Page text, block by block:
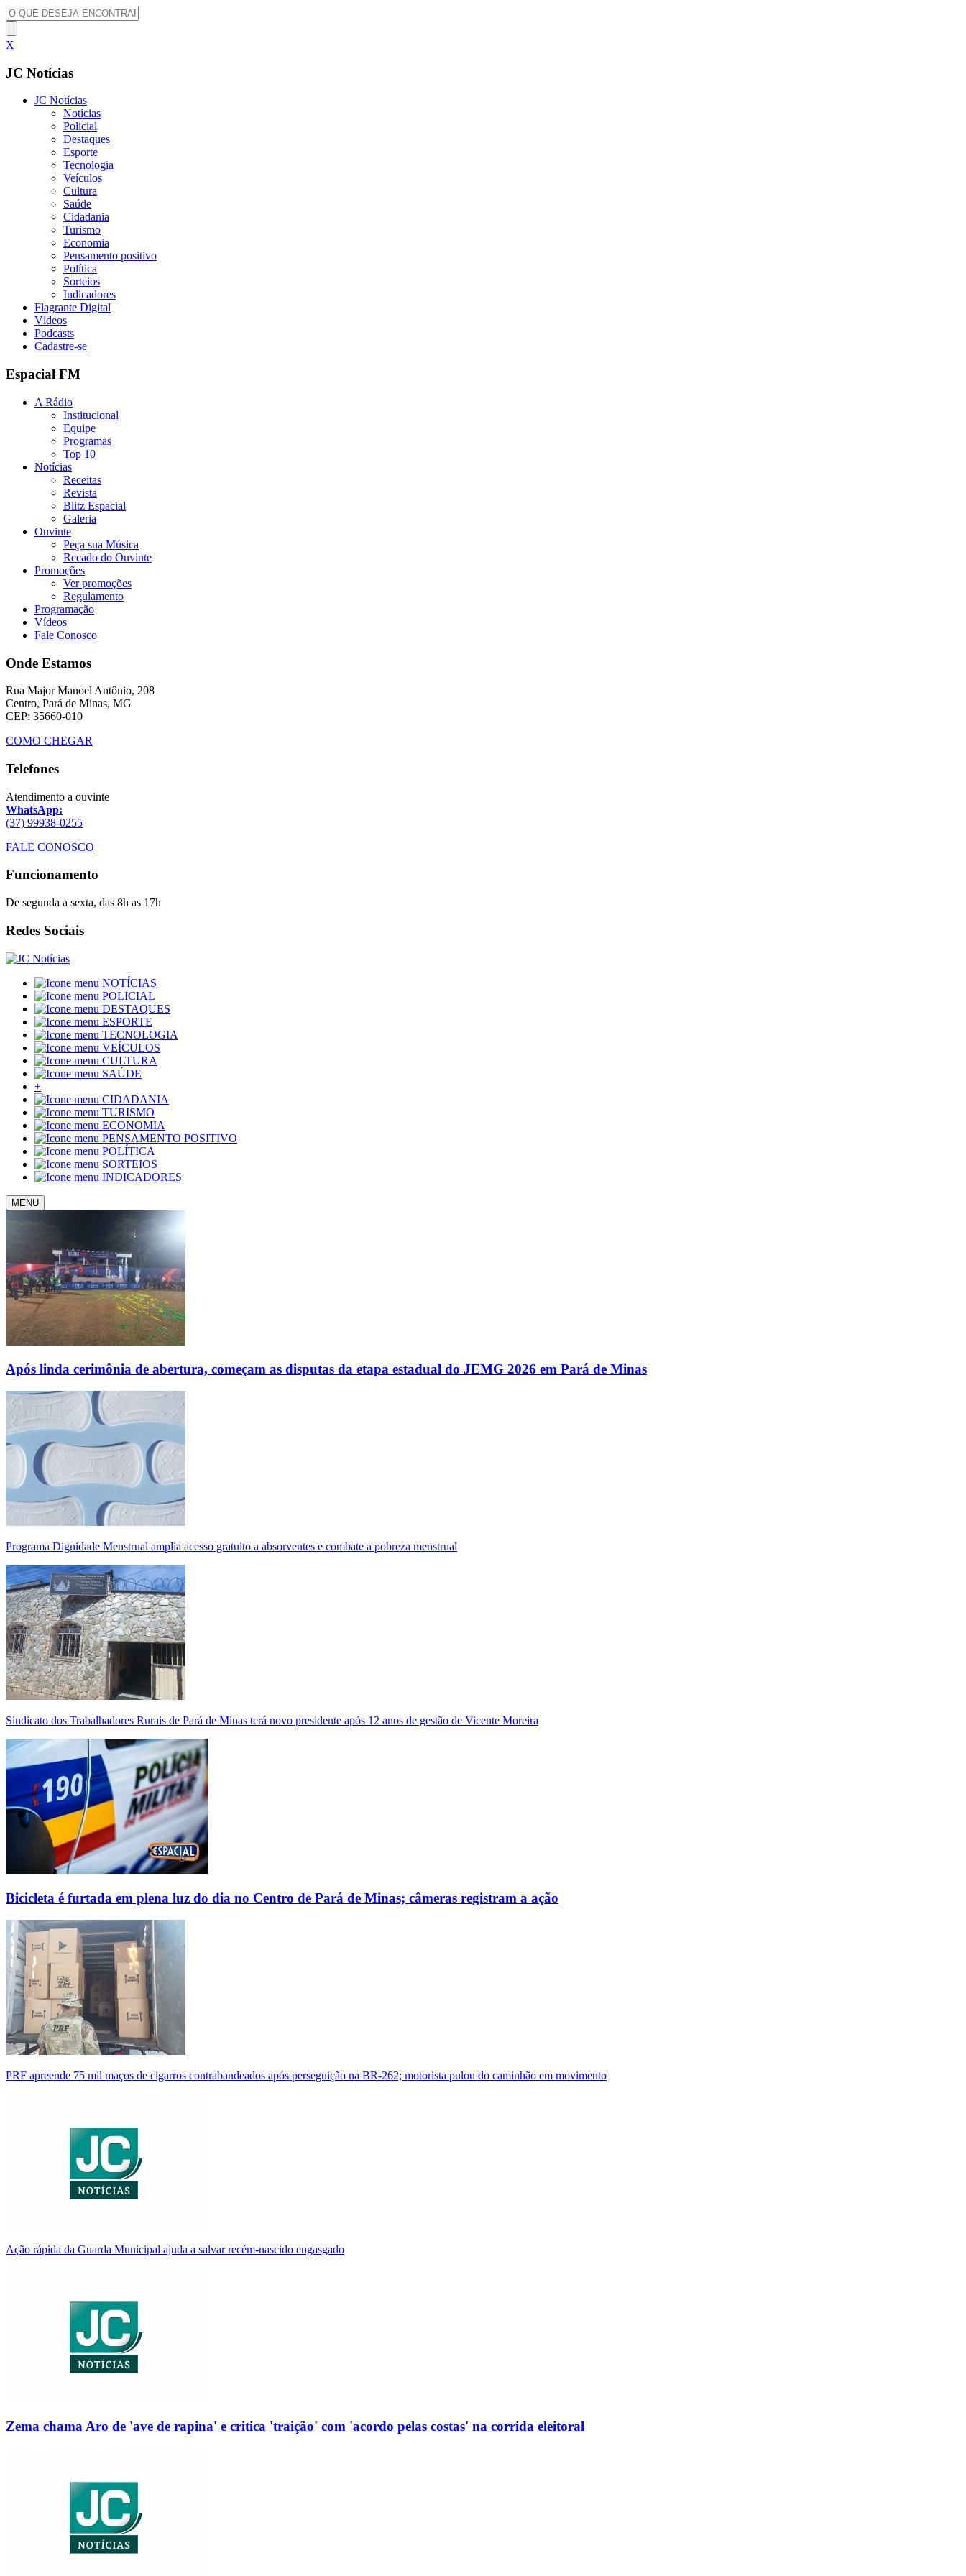
X
JC Notícias
JC Notícias
Notícias
Policial
Destaques
Esporte
Tecnologia
Veículos
Cultura
Saúde
Cidadania
Turismo
Economia
Pensamento positivo
Política
Sorteios
Indicadores
Flagrante Digital
Vídeos
Podcasts
Cadastre-se
Espacial FM
A Rádio
Institucional
Equipe
Programas
Top 10
Notícias
Receitas
Revista
Blitz Espacial
Galeria
Ouvinte
Peça sua Música
Recado do Ouvinte
Promoções
Ver promoções
Regulamento
Programação
Vídeos
Fale Conosco
Onde Estamos
Rua Major Manoel Antônio, 208
Centro, Pará de Minas, MG
CEP: 35660-010
COMO CHEGAR
Telefones
Atendimento a ouvinte
WhatsApp:
(37) 99938-0255
FALE CONOSCO
Funcionamento
De segunda a sexta, das 8h as 17h
Redes Sociais
NOTÍCIAS
POLICIAL
DESTAQUES
ESPORTE
TECNOLOGIA
VEÍCULOS
CULTURA
SAÚDE
+
CIDADANIA
TURISMO
ECONOMIA
PENSAMENTO POSITIVO
POLÍTICA
SORTEIOS
INDICADORES
MENU
Após linda cerimônia de abertura, começam as disputas da etapa estadual do JEMG 2026 em Pará de Minas
Programa Dignidade Menstrual amplia acesso gratuito a absorventes e combate a pobreza menstrual
Sindicato dos Trabalhadores Rurais de Pará de Minas terá novo presidente após 12 anos de gestão de Vicente Moreira
Bicicleta é furtada em plena luz do dia no Centro de Pará de Minas; câmeras registram a ação
PRF apreende 75 mil maços de cigarros contrabandeados após perseguição na BR-262; motorista pulou do caminhão em movimento
Ação rápida da Guarda Municipal ajuda a salvar recém-nascido engasgado
Zema chama Aro de 'ave de rapina' e critica 'traição' com 'acordo pelas costas' na corrida eleitoral